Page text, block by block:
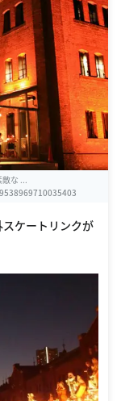
敵な ...
ケートリンクが